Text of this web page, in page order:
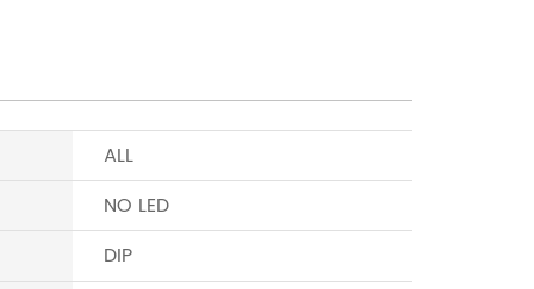
ALL
NO LED
DIP